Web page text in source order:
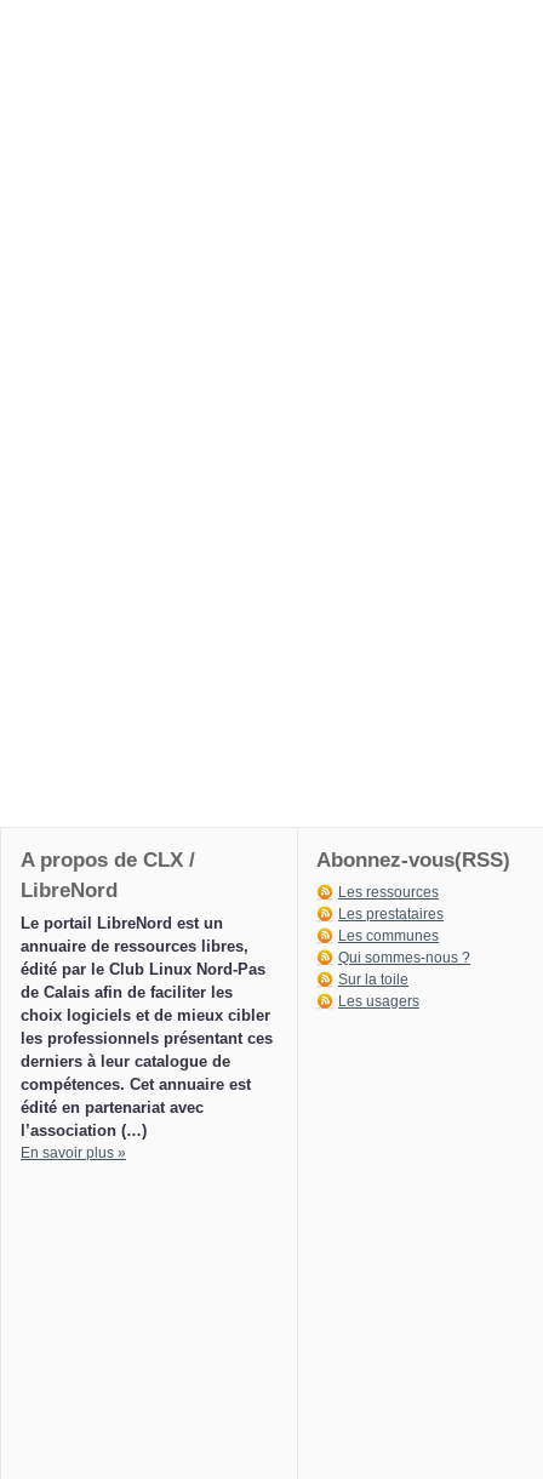
A propos de CLX /
LibreNord
Le portail LibreNord est un
annuaire de ressources libres,
édité par le Club Linux Nord-Pas
de Calais afin de faciliter les
choix logiciels et de mieux cibler
les professionnels présentant ces
derniers à leur catalogue de
compétences. Cet annuaire est
édité en partenariat avec
l’association (…)
En savoir plus »
Abonnez-vous(RSS)
Les ressources
Les prestataires
Les communes
Qui sommes-nous ?
Sur la toile
Les usagers